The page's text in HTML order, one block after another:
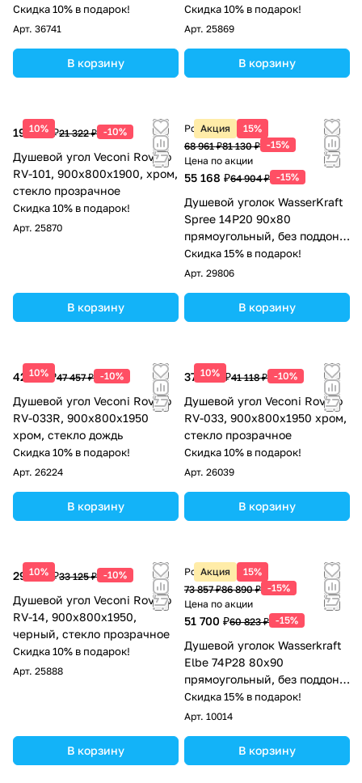
дождь
Скидка 10% в подарок!
Арт. 36741
В корзину
Скидка 10% в подарок!
Арт. 25869
В корзину
10%
19 190 ₽21 322 ₽ -10%
Душевой угол Veconi Rovigo
RV-101, 900x800x1900, хром,
стекло прозрачное
Скидка 10% в подарок!
Арт. 25870
В корзину
Акция 15%
Розничная цена
68 961 ₽81 130 ₽ -15%
Цена по акции
55 168 ₽64 904 ₽ -15%
Душевой уголок WasserKraft
Spree 14P20 90х80
прямоугольный, без поддона,
прозрачное стекло, никель
Скидка 15% в подарок!
Арт. 29806
В корзину
10%
42 711 ₽47 457 ₽ -10%
Душевой угол Veconi Rovigo
RV-033R, 900х800х1950
хром, стекло дождь
Скидка 10% в подарок!
Арт. 26224
В корзину
10%
37 006 ₽41 118 ₽ -10%
Душевой угол Veconi Rovigo
RV-033, 900х800х1950 хром,
стекло прозрачное
Скидка 10% в подарок!
Арт. 26039
В корзину
10%
29 813 ₽33 125 ₽ -10%
Душевой угол Veconi Rovigo
RV-14, 900x800x1950,
черный, стекло прозрачное
Скидка 10% в подарок!
Арт. 25888
В корзину
Акция 15%
Розничная цена
73 857 ₽86 890 ₽ -15%
Цена по акции
51 700 ₽60 823 ₽ -15%
Душевой уголок Wasserkraft
Elbe 74P28 80х90
прямоугольный, без поддона,
прозрачное стекло, черный
Скидка 15% в подарок!
Арт. 10014
В корзину